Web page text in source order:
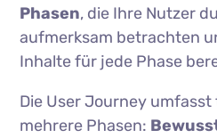
Phasen, die Ihre Nutzer
aufmerksam betrachten
Inhalte für jede Phase
Die User Journey
mehrere Phasen: